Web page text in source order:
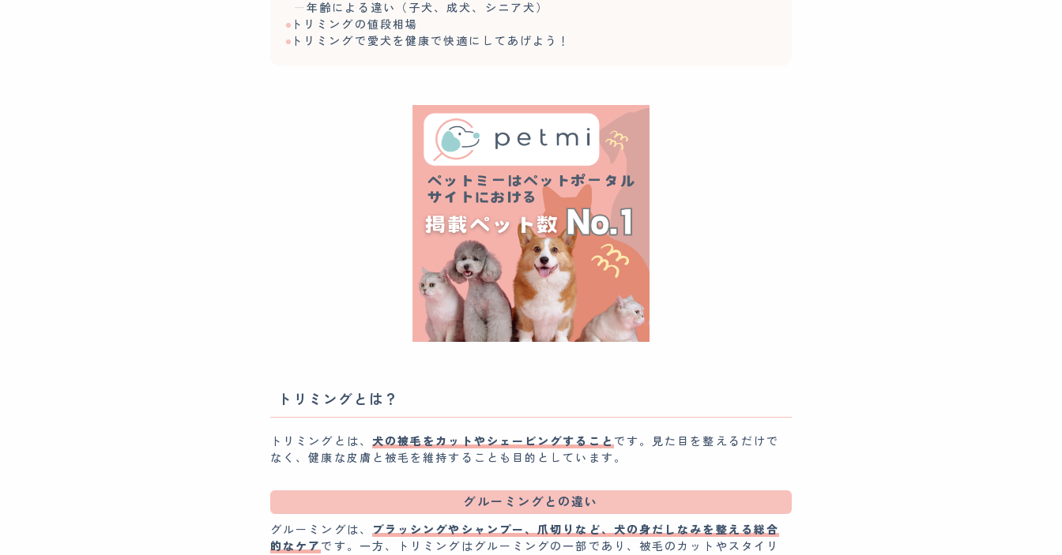
年齢による違い（子犬、成犬、シニア犬）
トリミングの値段相場
トリミングで愛犬を健康で快適にしてあげよう！
トリミングとは？
トリミングとは、 犬の被毛をカットやシェービングすることです。見た目を整えるだけで
なく、健康な皮膚と被毛を維持することも目的としています。
グルーミングとの違い
グルーミングは、 ブラッシングやシャンプー、爪切りなど、犬の身だしなみを整える総合
的なケアです。一方、トリミングはグルーミングの一部であり、被毛のカットやスタイリ